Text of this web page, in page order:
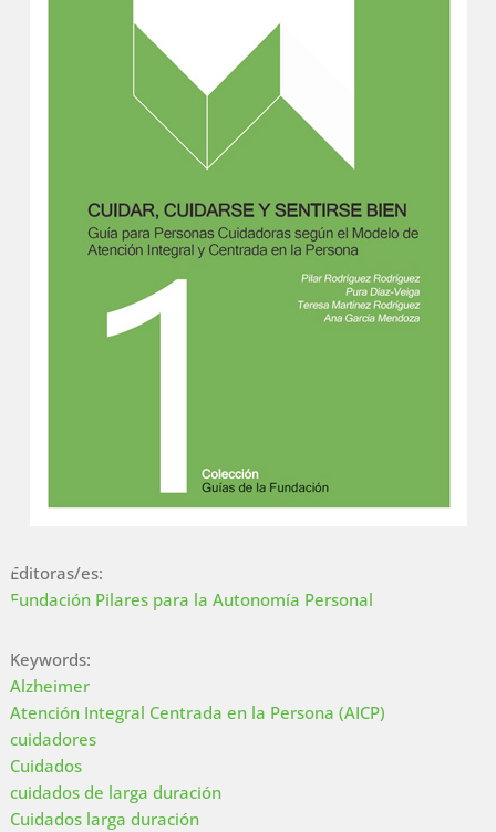
Editoras/es:
Fundación Pilares para la Autonomía Personal
Keywords:
Alzheimer
Atención Integral Centrada en la Persona (AICP)
cuidadores
Cuidados
cuidados de larga duración
Cuidados larga duración